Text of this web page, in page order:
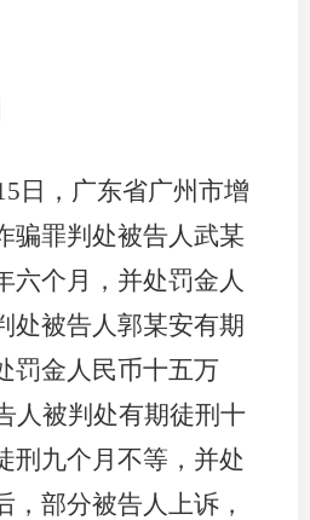
，广东省广州市增
骗罪判处被告人武某
六个月，并处罚金人
处被告人郭某安有期
罚金人民币十五万
人被判处有期徒刑十
刑九个月不等，并处
，部分被告人上诉，